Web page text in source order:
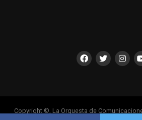
Copyright ©, La Orquesta de